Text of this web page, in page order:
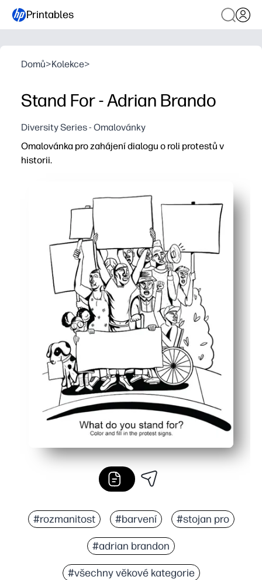
Printables
Domů>Kolekce>
Stand For - Adrian Brando
Diversity Series - Omalovánky
Omalovánka pro zahájení dialogu o roli protestů v
historii.
Příjemné vizuální prvky udržují děti angažované,
Flexibilní pro domácnost nebo učebnu - použití
Buduje slovní zásobu a kritické myšlení - řešíte
#rozmanitost #barvení #stojan pro
#adrian brandon
#všechny věkové kategorie